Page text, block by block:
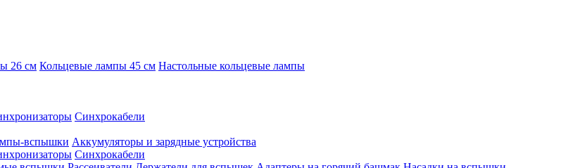
26 см Кольцевые лампы 45 см Настольные кольцевые лампы
Синхрокабели
вспышки Аккумуляторы и зарядные устройства
Синхрокабели